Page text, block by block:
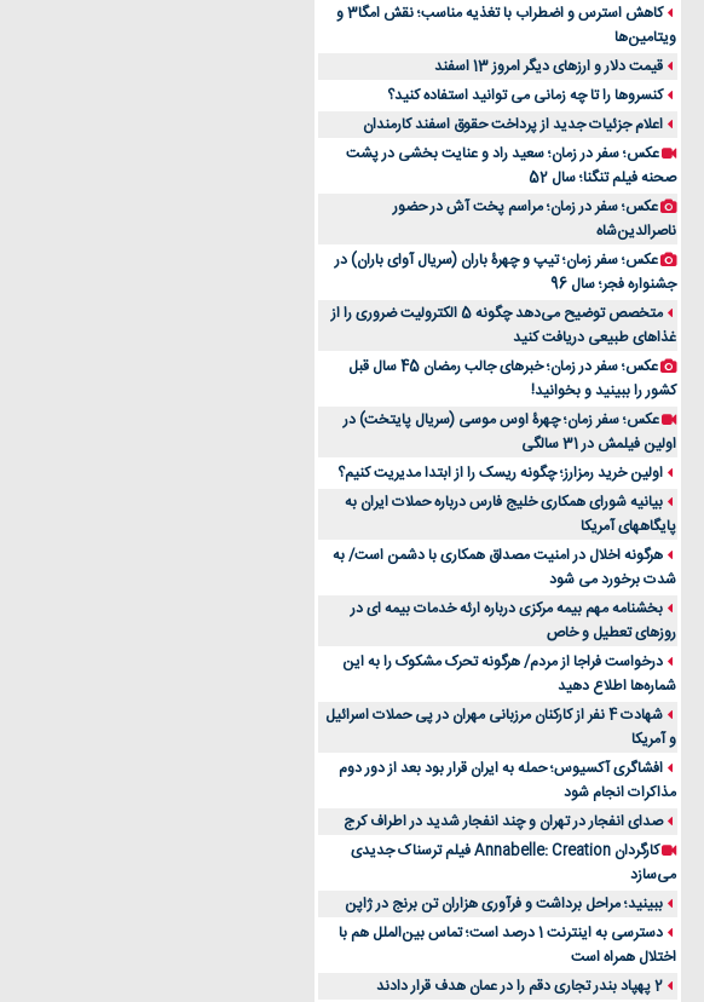
کاهش استرس و اضطراب با تغذیه مناسب؛ نقش امگا3 و
ویتامین‌ها
قیمت دلار و ارزهای دیگر امروز 13 اسفند
کنسروها را تا چه زمانی می توانید استفاده کنید؟
اعلام جزئیات جدید از پرداخت حقوق اسفند کارمندان
عکس؛ سفر در زمان؛ سعید راد و عنایت بخشی در پشت
صحنه فیلم تنگنا؛ سال 52
عکس؛ سفر در زمان؛ مراسم پخت آش در حضور
ناصرالدین‌شاه
عکس؛ سفر زمان؛ تیپ و چهرۀ باران (سریال آوای باران) در
جشنواره فجر؛ سال 96
متخصص توضیح می‌دهد چگونه 5 الکترولیت ضروری را از
غذاهای طبیعی دریافت کنید
عکس؛ سفر در زمان؛ خبرهای جالب رمضان 45 سال قبل
کشور را ببینید و بخوانید!
عکس؛ سفر زمان؛ چهرۀ اوس موسی (سریال پایتخت) در
اولین فیلمش در 31 سالگی
اولین خرید رمزارز؛ چگونه ریسک را از ابتدا مدیریت کنیم؟
بیانیه شورای همکاری خلیج فارس درباره حملات ایران به
پایگاههای آمریکا
هرگونه اخلال در امنیت مصداق همکاری با دشمن است/ به
شدت برخورد می شود
بخشنامه مهم بیمه مرکزی درباره ارئه خدمات بیمه ای در
روزهای تعطیل و خاص
درخواست فراجا از مردم/ هرگونه تحرک مشکوک را به این
شماره‌ها اطلاع دهید
شهادت 4 نفر از کارکنان مرزبانی مهران در پی حملات اسرائیل
و آمریکا
افشاگری آکسیوس؛ حمله به ایران قرار بود بعد از دور دوم
مذاکرات انجام شود
صدای انفجار در تهران و چند انفجار شدید در اطراف کرج
کارگردان Annabelle: Creation فیلم ترسناک جدیدی
می‌سازد
ببینید؛ مراحل برداشت و فرآوری هزاران تن برنج در ژاپن
دسترسی به اینترنت 1 درصد است؛ تماس بین‌الملل هم با
اختلال همراه است
2 پهپاد بندر تجاری دقم را در عمان هدف قرار دادند